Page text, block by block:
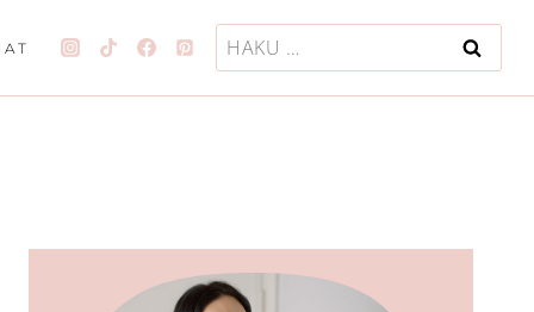
Haku: